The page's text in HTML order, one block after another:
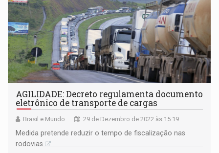
AGILIDADE: Decreto regulamenta documento
eletrônico de transporte de cargas
Brasil e Mundo 29 de Dezembro de 2022 às 15:19
Medida pretende reduzir o tempo de fiscalização nas
rodovias